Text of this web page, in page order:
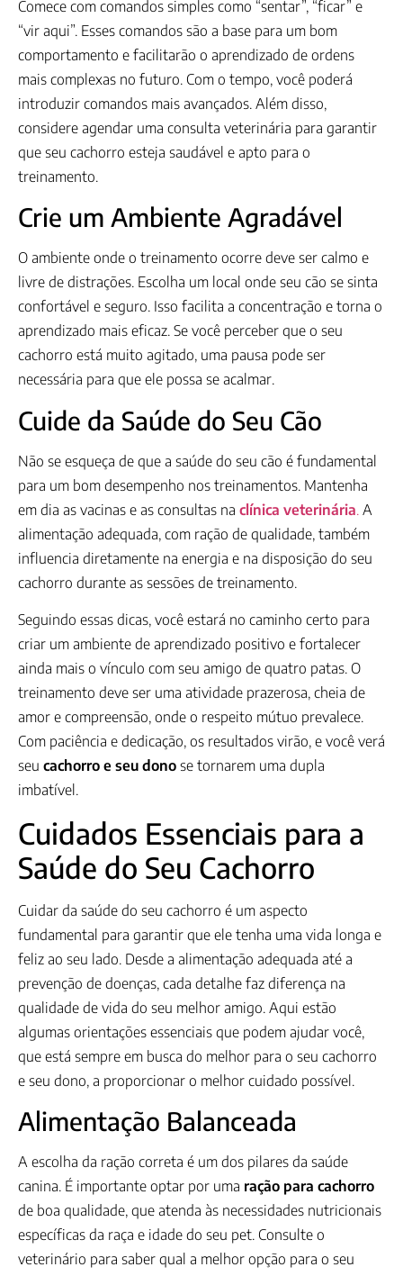
Comece com comandos simples como “sentar”, “ficar” e
“vir aqui”. Esses comandos são a base para um bom
comportamento e facilitarão o aprendizado de ordens
mais complexas no futuro. Com o tempo, você poderá
introduzir comandos mais avançados. Além disso,
considere agendar uma consulta veterinária para garantir
que seu cachorro esteja saudável e apto para o
treinamento.
Crie um Ambiente Agradável
O ambiente onde o treinamento ocorre deve ser calmo e
livre de distrações. Escolha um local onde seu cão se sinta
confortável e seguro. Isso facilita a concentração e torna o
aprendizado mais eficaz. Se você perceber que o seu
cachorro está muito agitado, uma pausa pode ser
necessária para que ele possa se acalmar.
Cuide da Saúde do Seu Cão
Não se esqueça de que a saúde do seu cão é fundamental
para um bom desempenho nos treinamentos. Mantenha
em dia as vacinas e as consultas na clínica veterinária. A
alimentação adequada, com ração de qualidade, também
influencia diretamente na energia e na disposição do seu
cachorro durante as sessões de treinamento.
Seguindo essas dicas, você estará no caminho certo para
criar um ambiente de aprendizado positivo e fortalecer
ainda mais o vínculo com seu amigo de quatro patas. O
treinamento deve ser uma atividade prazerosa, cheia de
amor e compreensão, onde o respeito mútuo prevalece.
Com paciência e dedicação, os resultados virão, e você verá
seu cachorro e seu dono se tornarem uma dupla
imbatível.
Cuidados Essenciais para a
Saúde do Seu Cachorro
Cuidar da saúde do seu cachorro é um aspecto
fundamental para garantir que ele tenha uma vida longa e
feliz ao seu lado. Desde a alimentação adequada até a
prevenção de doenças, cada detalhe faz diferença na
qualidade de vida do seu melhor amigo. Aqui estão
algumas orientações essenciais que podem ajudar você,
que está sempre em busca do melhor para o seu cachorro
e seu dono, a proporcionar o melhor cuidado possível.
Alimentação Balanceada
A escolha da ração correta é um dos pilares da saúde
canina. É importante optar por uma ração para cachorro
de boa qualidade, que atenda às necessidades nutricionais
específicas da raça e idade do seu pet. Consulte o
veterinário para saber qual a melhor opção para o seu